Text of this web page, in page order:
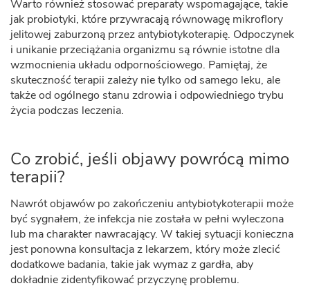
Warto również stosować preparaty wspomagające, takie
jak probiotyki, które przywracają równowagę mikroflory
jelitowej zaburzoną przez antybiotykoterapię. Odpoczynek
i unikanie przeciążania organizmu są równie istotne dla
wzmocnienia układu odpornościowego. Pamiętaj, że
skuteczność terapii zależy nie tylko od samego leku, ale
także od ogólnego stanu zdrowia i odpowiedniego trybu
życia podczas leczenia.
Co zrobić, jeśli objawy powrócą mimo
terapii?
Nawrót objawów po zakończeniu antybiotykoterapii może
być sygnałem, że infekcja nie została w pełni wyleczona
lub ma charakter nawracający. W takiej sytuacji konieczna
jest ponowna konsultacja z lekarzem, który może zlecić
dodatkowe badania, takie jak wymaz z gardła, aby
dokładnie zidentyfikować przyczynę problemu.